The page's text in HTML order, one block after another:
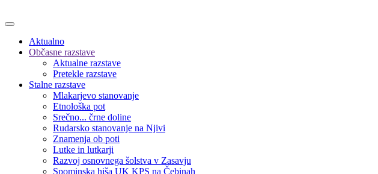
Aktualno
Občasne razstave
Aktualne razstave
Pretekle razstave
Stalne razstave
Mlakarjevo stanovanje
Etnološka pot
Srečno... črne doline
Rudarsko stanovanje na Njivi
Znamenja ob poti
Lutke in lutkarji
Razvoj osnovnega šolstva v Zasavju
Spominska hiša UK KPS na Čebinah